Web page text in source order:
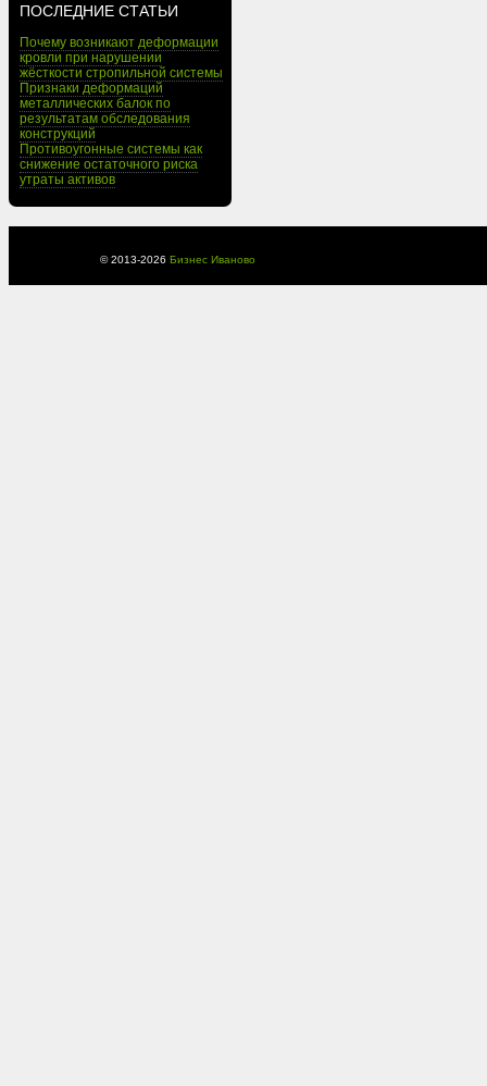
ПОСЛЕДНИЕ СТАТЬИ
Почему возникают деформации
кровли при нарушении
жёсткости стропильной системы
Признаки деформаций
металлических балок по
результатам обследования
конструкций
Противоугонные системы как
снижение остаточного риска
утраты активов
© 2013-2026 Бизнес Иваново